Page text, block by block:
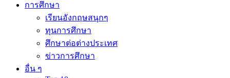
การศึกษา
เรียนอังกฤษสนุกๆ
ทุนการศึกษา
ศึกษาต่อต่างประเทศ
ข่าวการศึกษา
อื่น ๆ